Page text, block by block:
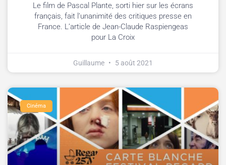
Le film de Pascal Plante, sorti hier sur les écrans
français, fait l’unanimité des critiques presse en
France. L’article de Jean-Claude Raspiengeas
pour La Croix
Guillaume 5 août 2021
Cinéma